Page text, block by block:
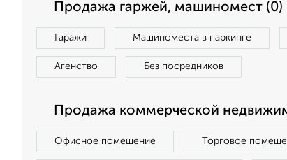
Продажа гаржей, машиномест (0)
Гаражи Машиноместа в паркинге
Агенство Без посредников
Продажа коммерческой
Офисное помещение Торговое